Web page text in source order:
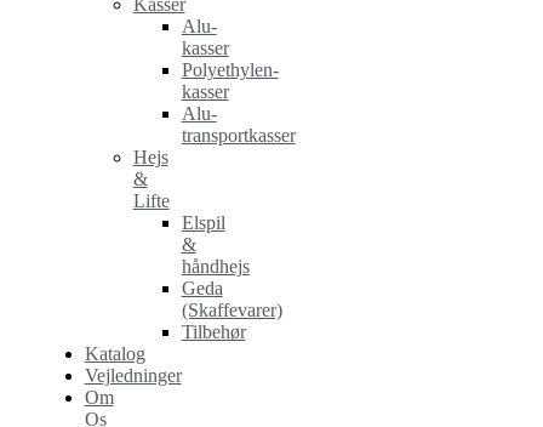
Kasser
Alu-
kasser
Polyethylen-
kasser
Alu-
transportkasser
Hejs
&
Lifte
Elspil
&
håndhejs
Geda
(Skaffevarer)
Tilbehør
Katalog
Vejledninger
Om
Os